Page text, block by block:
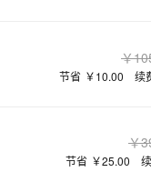
￥
节省 ￥10.00 续
￥
节省 ￥25.00